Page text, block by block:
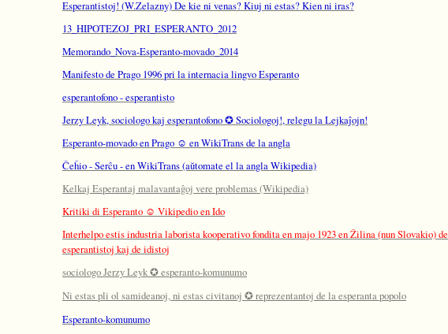
Esperantistoj! (W.Zelazny) De kie ni venas? Kiuj ni estas? Kien ni iras?
13_HIPOTEZOJ_PRI_ESPERANTO_2012
Memorando_Nova-Esperanto-movado_2014
Manifesto de Prago 1996 pri la internacia lingvo Esperanto
esperantofono - esperantisto
Jerzy Leyk, sociologo kaj esperantofono ✪ Sociologoj!, relegu la Lejkaĵojn!
Esperanto-movado en Prago ☺ en WikiTrans de la angla
Ĉeĥio - Serĉu - en WikiTrans (aŭtomate el la angla Wikipedia)
Kelkaj Esperantaj malavantaĝoj vere problemas (Wikipedia)
Kritiki di Esperanto ☺ Vikipedio en Ido
Interhelpo estis industria laborista kooperativo fondita en majo 1923 en Žilina (nun Slovakio) de
esperantistoj kaj de idistoj
sociologo Jerzy Leyk ✪ esperanto-komunumo
Ni estas pli ol samideanoj, ni estas civitanoj ✪ reprezentantoj de la esperanta popolo
Esperanto-komunumo